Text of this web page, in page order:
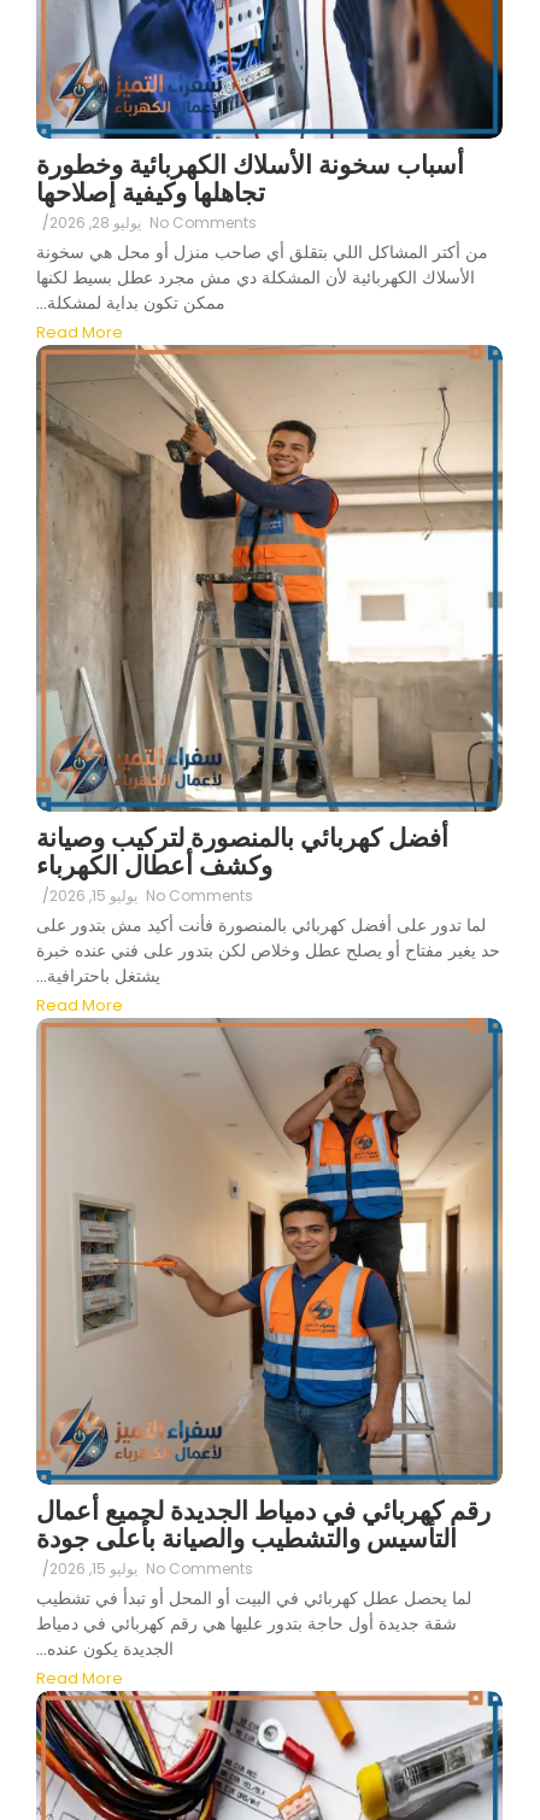
أسباب سخونة الأسلاك الكهربائية وخطورة
تجاهلها وكيفية إصلاحها
يوليو 28, 2026 / No Comments
من أكتر المشاكل اللي بتقلق أي صاحب منزل أو محل هي سخونة
الأسلاك الكهربائية لأن المشكلة دي مش مجرد عطل بسيط لكنها
ممكن تكون بداية لمشكلة...
Read More
أفضل كهربائي بالمنصورة لتركيب وصيانة
وكشف أعطال الكهرباء
يوليو 15, 2026 / No Comments
لما تدور على أفضل كهربائي بالمنصورة فأنت أكيد مش بتدور على
حد يغير مفتاح أو يصلح عطل وخلاص لكن بتدور على فني عنده خبرة
يشتغل باحترافية...
Read More
رقم كهربائي في دمياط الجديدة لجميع أعمال
التأسيس والتشطيب والصيانة بأعلى جودة
يوليو 15, 2026 / No Comments
لما يحصل عطل كهربائي في البيت أو المحل أو تبدأ في تشطيب
شقة جديدة أول حاجة بتدور عليها هي رقم كهربائي في دمياط
الجديدة يكون عنده...
Read More